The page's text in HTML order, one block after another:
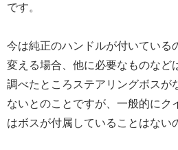
です。
今は純正のハンドルが付いている
変える場合、他に必要なものなど
調べたところステアリングボスが
ないとのことですが、一般的にク
はボスが付属していることはない